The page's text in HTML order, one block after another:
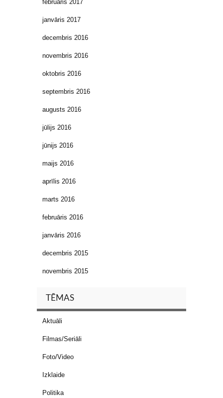
februāris 2017
janvāris 2017
decembris 2016
novembris 2016
oktobris 2016
septembris 2016
augusts 2016
jūlijs 2016
jūnijs 2016
maijs 2016
aprīlis 2016
marts 2016
februāris 2016
janvāris 2016
decembris 2015
novembris 2015
TĒMAS
Aktuāli
Filmas/Seriāli
Foto/Video
Izklaide
Politika